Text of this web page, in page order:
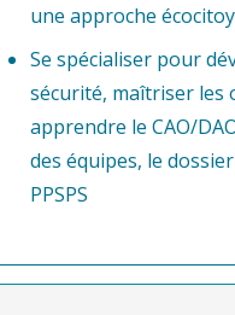
une approche
Se spécialiser pour
sécurité, maîtriser les
apprendre le CAO/
des équipes, le
PPSPS